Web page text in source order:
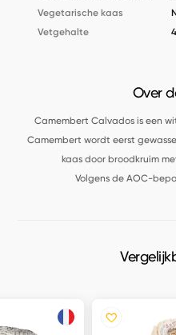
Vegetarische kaas
Vetgehalte
Over
Camembert Calvados is een
Camembert wordt eerst
kaas door broodkruim
Volgens de AOC-